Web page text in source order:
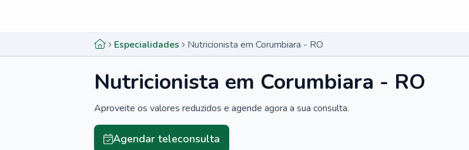
Especialidades Nutricionista em Corumbiara - RO
Nutricionista em Corumbiara - RO
Aproveite os valores reduzidos e agende agora a sua consulta.
Agendar teleconsulta